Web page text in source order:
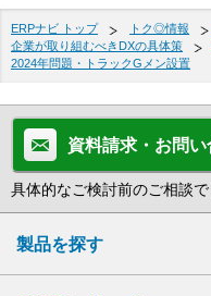
ERPナビ トップ トク◎情報
企業が取り組むべきDXの具体策
2024年問題・トラックGメン設置
資料請求・お問い
具体的なご検討前のご相談
製品を探す